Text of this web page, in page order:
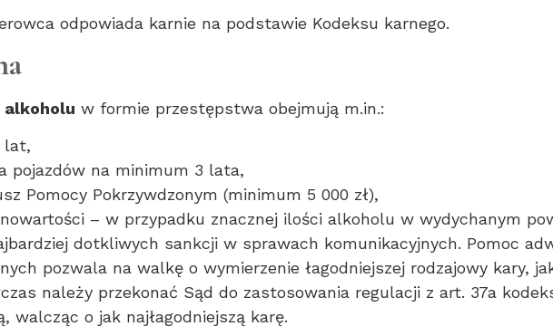
odpowiada karnie na podstawie Kodeksu karnego.
alkoholu w formie przestępstwa obejmują m.in.:
lat,
pojazdów na minimum 3 lata,
Pomocy Pokrzywdzonym (minimum 5 000 zł),
– w przypadku znacznej ilości alkoholu w wydychanym
dotkliwych sankcji w sprawach komunikacyjnych. Pomoc
pozwala na walkę o wymierzenie łagodniejszej rodzajowy kary,
należy przekonać Sąd do zastosowania regulacji z art. 37a
walcząc o jak najłagodniejszą karę.